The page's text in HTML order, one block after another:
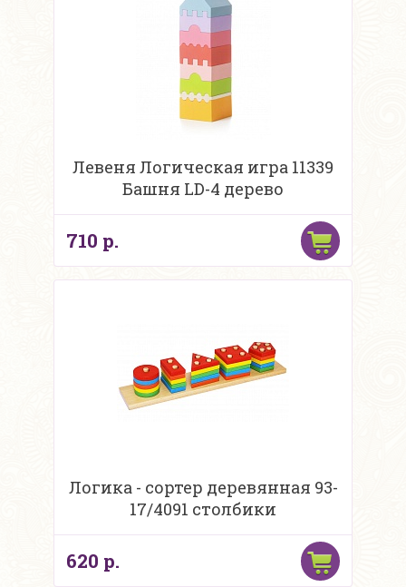
Левеня Логическая игра 11339
Башня LD-4 дерево
710 р.
Логика - сортер деревянная 93-
17/4091 столбики
620 р.